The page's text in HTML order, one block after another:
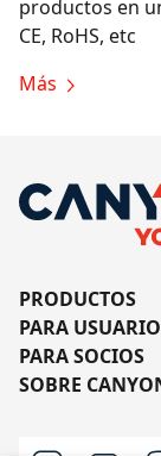
productos en
CE, RoHS, etc
Más
PRODUCTOS
PARA
PARA SOCIOS
SOBRE